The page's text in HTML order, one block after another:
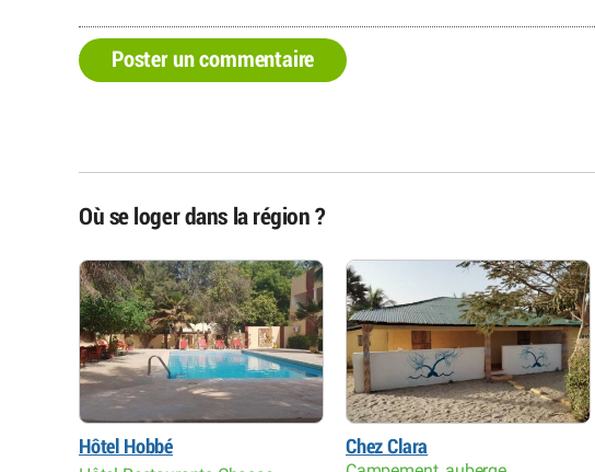
Poster un commentaire
Où se loger dans la région ?
Hôtel Hobbé Chez Clara